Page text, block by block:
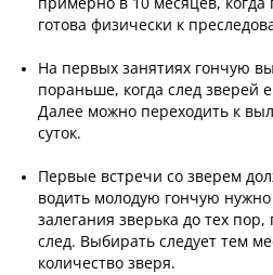
готова физически к
На первых занятиях гончую
пораньше, когда след зверей
Далее можно переходить к
суток.
Первые встречи со зверем
водить молодую гончую
залегания зверька до тех
след. Выбирать следует тем
количество зверя.